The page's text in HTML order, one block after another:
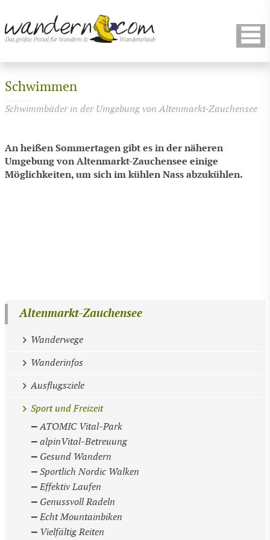
Schwimmen
Schwimmbäder in der Umgebung von Altenmarkt-Zauchensee
An heißen Sommertagen gibt es in der näheren
Umgebung von Altenmarkt-Zauchensee einige
Möglichkeiten, um sich im kühlen Nass abzukühlen.
Altenmarkt-Zauchensee
Wanderwege
Wanderinfos
Ausflugsziele
Sport und Freizeit
ATOMIC Vital-Park
alpinVital-Betreuung
Gesund Wandern
Sportlich Nordic Walken
Effektiv Laufen
Genussvoll Radeln
Echt Mountainbiken
Vielfältig Reiten